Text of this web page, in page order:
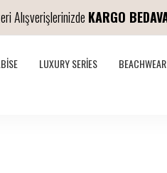
KARGO BEDAVA!
LUXURY SERIES BEACHWEAR